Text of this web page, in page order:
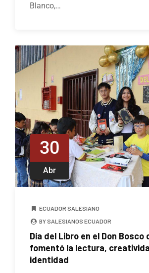
Blanco,…
30
Abr
ECUADOR SALESIANO
BY SALESIANOS ECUADOR
Día del Libro en el Don Bosco
fomentó la lectura,
identidad